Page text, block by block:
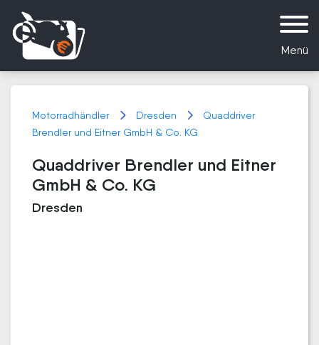
Menü
Motorradhändler Dresden
Quaddriver
Brendler und Eitner GmbH & Co. KG
Quaddriver Brendler und Eitner
GmbH & Co. KG
Dresden